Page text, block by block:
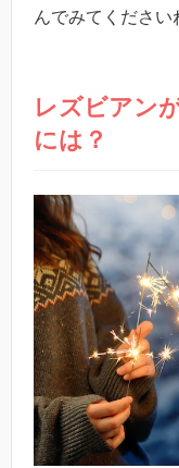
んでみてください
レズビアン
には？